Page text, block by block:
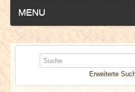
MENU
NEUESTE ARTIKEL
NEWS & DATES
Erweiterte